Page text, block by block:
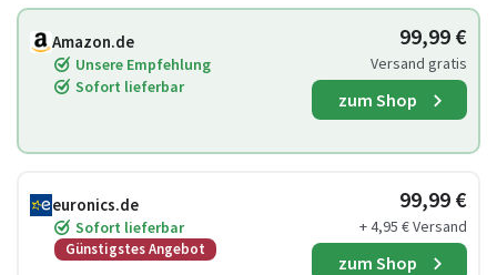
Amazon.de
Unsere Empfehlung
Sofort lieferbar
99,99 €
Versand gratis
zum Shop
euronics.de
Sofort lieferbar
Günstigstes Angebot
99,99 €
+ 4,95 € Versand
zum Shop